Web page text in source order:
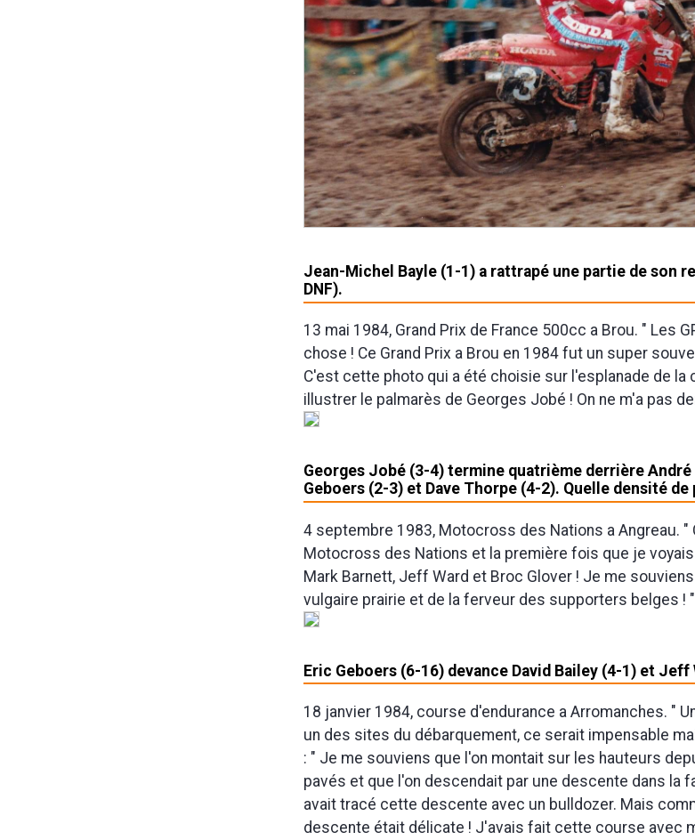
Jean-Michel Bayle (1-1) a rattrapé une partie de son
DNF).
13 mai 1984, Grand Prix de France 500cc a Brou. " Les
chose ! Ce Grand Prix a Brou en 1984 fut un super
C'est cette photo qui a été choisie sur l'esplanade de la
illustrer le palmarès de Georges Jobé ! On ne m'a pas
Georges Jobé (3-4) termine quatrième derrière André
Geboers (2-3) et Dave Thorpe (4-2). Quelle densité de
4 septembre 1983, Motocross des Nations a Angreau. "
Motocross des Nations et la première fois que je voyais
Mark Barnett, Jeff Ward et Broc Glover ! Je me
vulgaire prairie et de la ferveur des supporters belges ! "
Eric Geboers (6-16) devance David Bailey (4-1) et Jeff
18 janvier 1984, course d'endurance a Arromanches. "
un des sites du débarquement, ce serait impensable
: " Je me souviens que l'on montait sur les hauteurs
pavés et que l'on descendait par une descente dans la
avait tracé cette descente avec un bulldozer. Mais
descente était délicate ! J'avais fait cette course avec